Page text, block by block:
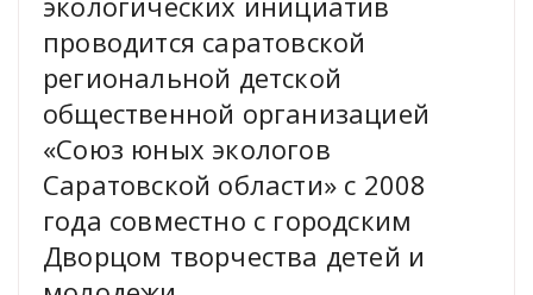
проводится саратовской
региональной детской
общественной организацией
«Союз юных экологов
Саратовской области» c 2008
года совместно с городским
Дворцом творчества детей и